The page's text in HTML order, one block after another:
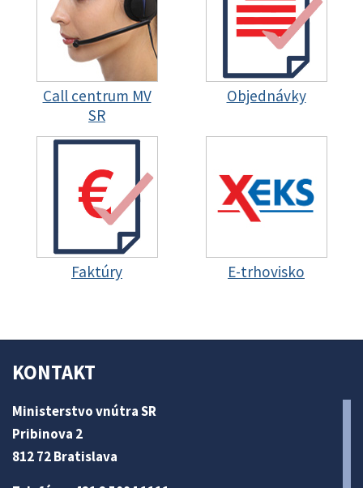
Call centrum MV
SR
Objednávky
Faktúry E-trhovisko
KONTAKT
Ministerstvo vnútra SR
Pribinova 2
812 72 Bratislava